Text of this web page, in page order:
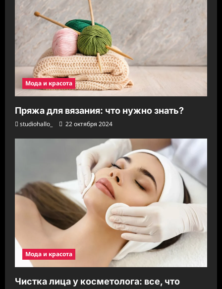
Мода и красота
Пряжа для вязания: что нужно знать?
studiohallo_ 22 октября 2024
Мода и красота
Чистка лица у косметолога: все, что